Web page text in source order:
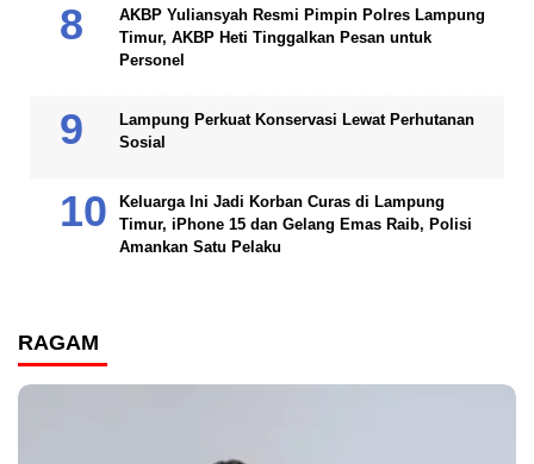
AKBP Yuliansyah Resmi Pimpin Polres Lampung
Timur, AKBP Heti Tinggalkan Pesan untuk
Personel
Lampung Perkuat Konservasi Lewat Perhutanan
Sosial
Keluarga Ini Jadi Korban Curas di Lampung
Timur, iPhone 15 dan Gelang Emas Raib, Polisi
Amankan Satu Pelaku
RAGAM